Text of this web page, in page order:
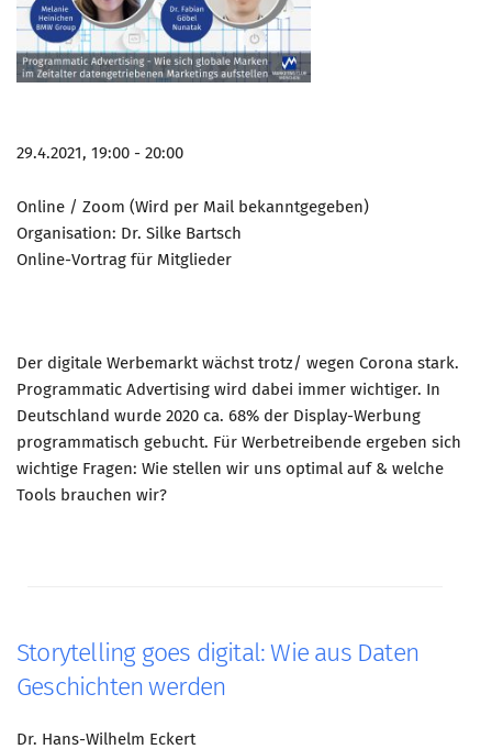
29.4.2021, 19:00 - 20:00
Online / Zoom (Wird per Mail bekanntgegeben)
Organisation: Dr. Silke Bartsch
Online-Vortrag für Mitglieder
Der digitale Werbemarkt wächst trotz/ wegen Corona stark.
Programmatic Advertising wird dabei immer wichtiger. In
Deutschland wurde 2020 ca. 68% der Display-Werbung
programmatisch gebucht. Für Werbetreibende ergeben sich
wichtige Fragen: Wie stellen wir uns optimal auf & welche
Tools brauchen wir?
Storytelling goes digital: Wie aus Daten
Geschichten werden
Dr. Hans-Wilhelm Eckert